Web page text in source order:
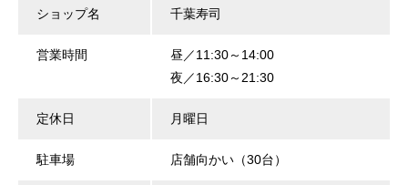
ショップ名 千葉寿司
営業時間
昼／11:30～14:00
夜／16:30～21:30
定休日 月曜日
駐車場 店舗向かい（30台）